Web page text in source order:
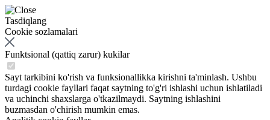
Tasdiqlang
Cookie sozlamalari
Funktsional (qattiq zarur) kukilar
Sayt tarkibini ko'rish va funksionallikka kirishni ta'minlash. Ushbu
turdagi cookie fayllari faqat saytning to'g'ri ishlashi uchun ishlatiladi
va uchinchi shaxslarga o'tkazilmaydi. Saytning ishlashini
buzmasdan o'chirish mumkin emas.